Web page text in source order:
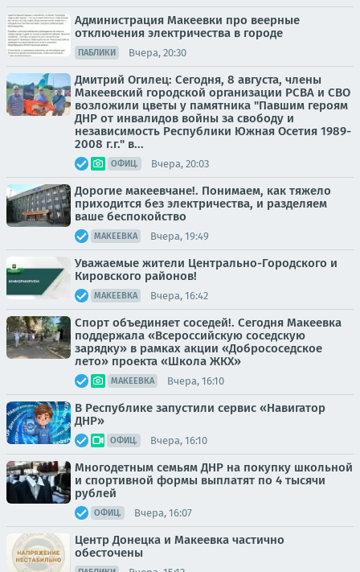
Администрация Макеевки про веерные
отключения электричества в городе
ПАБЛИКИ Вчера, 20:30
Дмитрий Огилец: Сегодня, 8 августа, члены
Макеевский городской организации РСВА и СВО
возложили цветы у памятника "Павшим героям
ДНР от инвалидов войны за свободу и
независимость Республики Южная Осетия 1989-
2008 г.г." в...
ОФИЦ. Вчера, 20:03
Дорогие макеевчане!. Понимаем, как тяжело
приходится без электричества, и разделяем
ваше беспокойство
МАКЕЕВКА Вчера, 19:49
Уважаемые жители Центрально-Городского и
Кировского районов!
МАКЕЕВКА Вчера, 16:42
Спорт объединяет соседей!. Сегодня Макеевка
поддержала «Всероссийскую соседскую
зарядку» в рамках акции «Добрососедское
лето» проекта «Школа ЖКХ»
МАКЕЕВКА Вчера, 16:10
В Республике запустили сервис «Навигатор
ДНР»
ОФИЦ. Вчера, 16:10
Многодетным семьям ДНР на покупку школьной
и спортивной формы выплатят по 4 тысячи
рублей
ОФИЦ. Вчера, 16:07
Центр Донецка и Макеевка частично
обесточены